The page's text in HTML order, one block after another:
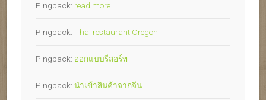
Pingback: read more
Pingback: Thai restaurant Oregon
Pingback: ออกแบบรีสอร์ท
Pingback: นำเข้าสินค้าจากจีน